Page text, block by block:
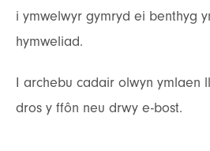
i ymwelwyr gymryd ei benthyg
hymweliad.
I archebu cadair olwyn ymlaen
dros y ffôn neu drwy e-bost.